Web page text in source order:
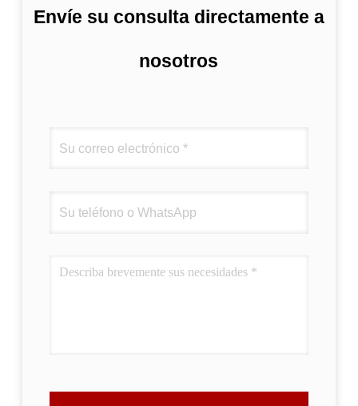
Envíe su consulta directamente a
nosotros